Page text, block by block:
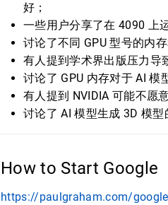
好；
一些用户分享了在 4090 上
讨论了不同 GPU 型号的内
有人提到学术界出版压力导
讨论了 GPU 内存对于 AI 模
有人提到 NVIDIA 可能不愿
讨论了 AI 模型生成 3D 模型
How to Start Google
https://paulgraham.com/